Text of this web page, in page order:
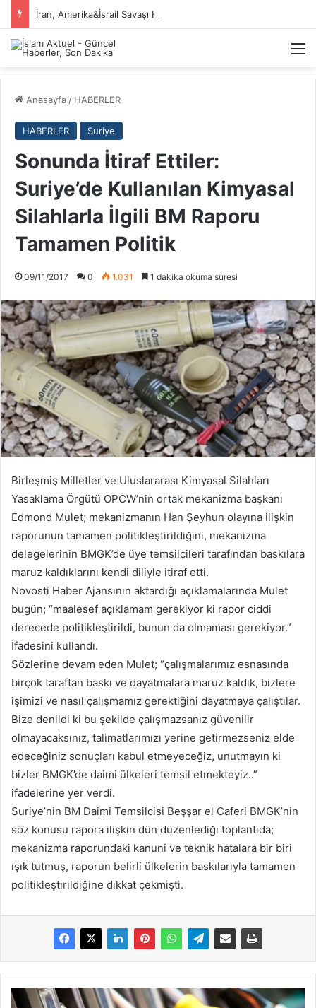
İran, Amerika&İsrail Savaşı Hakkında
Anasayfa / HABERLER
HABERLER Suriye
Sonunda İtiraf Ettiler:
Suriye’de Kullanılan Kimyasal
Silahlarla İlgili BM Raporu
Tamamen Politik
09/11/2017 0 1.031 1 dakika okuma süresi
Birleşmiş Milletler ve Uluslararası Kimyasal Silahları
Yasaklama Örgütü OPCW’nin ortak mekanizma başkanı
Edmond Mulet; mekanizmanın Han Şeyhun olayına ilişkin
raporunun tamamen politikleştirildiğini, mekanizma
delegelerinin BMGK’de üye temsilcileri tarafından baskılara
maruz kaldıklarını kendi diliyle itiraf etti.
Novosti Haber Ajansının aktardığı açıklamalarında Mulet
bugün; “maalesef açıklamam gerekiyor ki rapor ciddi
derecede politikleştirildi, bunun da olmaması gerekiyor.”
İfadesini kullandı.
Sözlerine devam eden Mulet; “çalışmalarımız esnasında
birçok taraftan baskı ve dayatmalara maruz kaldık, bizlere
işimizi ve nasıl çalışmamız gerektiğini dayatmaya çalıştılar.
Bize denildi ki bu şekilde çalışmazsanız güvenilir
olmayacaksınız, talimatlarımızı yerine getirmezseniz elde
edeceğiniz sonuçları kabul etmeyeceğiz, unutmayın ki
bizler BMGK’de daimi ülkeleri temsil etmekteyiz..”
ifadelerine yer verdi.
Suriye’nin BM Daimi Temsilcisi Beşşar el Caferi BMGK’nin
söz konusu rapora ilişkin dün düzenlediği toplantıda;
mekanizma raporundaki kanuni ve teknik hatalara bir biri
ışık tutmuş, raporun belirli ülkelerin baskılarıyla tamamen
politikleştirildiğine dikkat çekmişti.